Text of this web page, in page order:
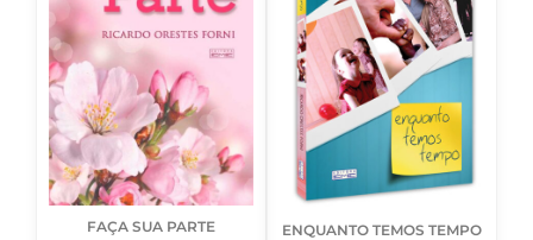
FAÇA SUA PARTE ENQUANTO TEMOS TEMPO